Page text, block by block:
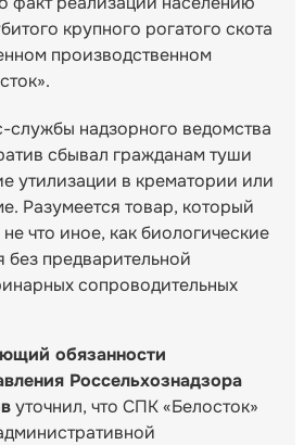
крупного рогатого скота
производственном
надзорного ведомства
сбывал гражданам туши
утилизации в крематории или
Разумеется товар, который
что иное, как биологические
без предварительной
сопроводительных
обязанности
Россельхознадзора
уточнил, что СПК «Белосток»